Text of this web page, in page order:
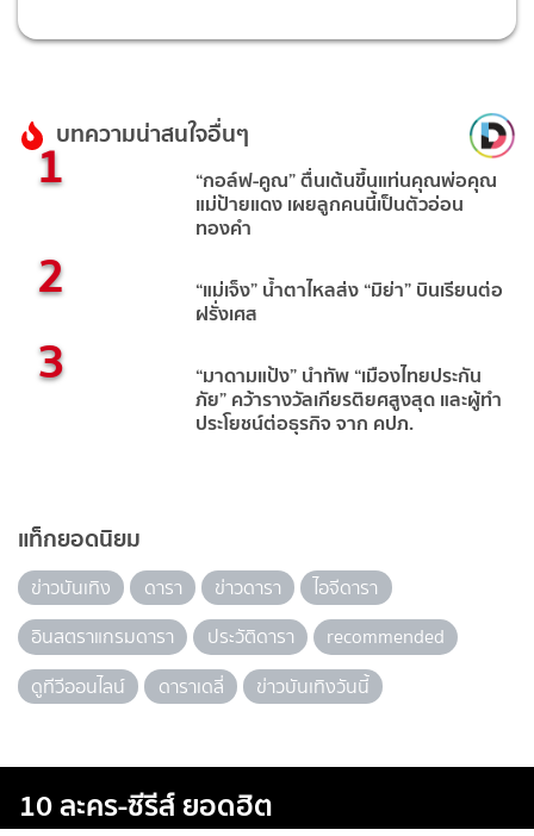
บทความน่าสนใจอื่นๆ
1 “กอล์ฟ-คูณ” ตื่นเต้นขึ้นแท่นคุณพ่อคุณ
แม่ป้ายแดง เผยลูกคนนี้เป็นตัวอ่อน
ทองคำ
2 “แม่เจ็ง” น้ำตาไหลส่ง “มิย่า” บินเรียนต่อ
ฝรั่งเศส
3 “มาดามแป้ง” นำทัพ “เมืองไทยประกัน
ภัย” คว้ารางวัลเกียรติยศสูงสุด และผู้ทำ
ประโยชน์ต่อธุรกิจ จาก คปภ.
แท็กยอดนิยม
ข่าวบันเทิง ดารา ข่าวดารา
ไอจีดารา
อินสตราแกรมดารา
ประวัติดารา
recommended
ดูทีวีออนไลน์
ดาราเดลี่ ข่าวบันเทิงวันนี้
10 ละคร-ซีรีส์ ยอดฮิต